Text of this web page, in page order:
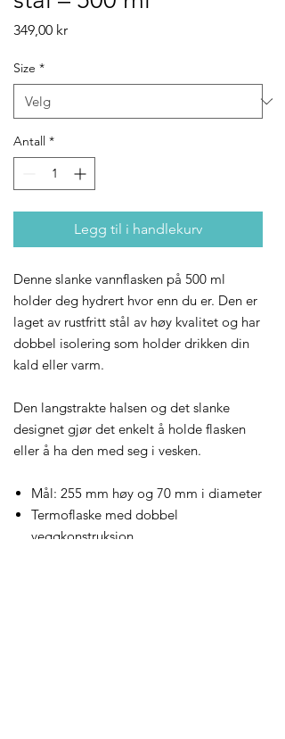
349,00 krPris
Size *
Antall *
Legg til i handlekurv
Denne slanke vannflasken på 500 ml
holder deg hydrert hvor enn du er. Den er
laget av rustfritt stål av høy kvalitet og har
dobbel isolering som holder drikken din
kald eller varm.
Den langstrakte halsen og det slanke
designet gjør det enkelt å holde flasken
eller å ha den med seg i vesken.
Mål: 255 mm høy og 70 mm i diameter
Termoflaske med dobbel
veggkonstruksjon